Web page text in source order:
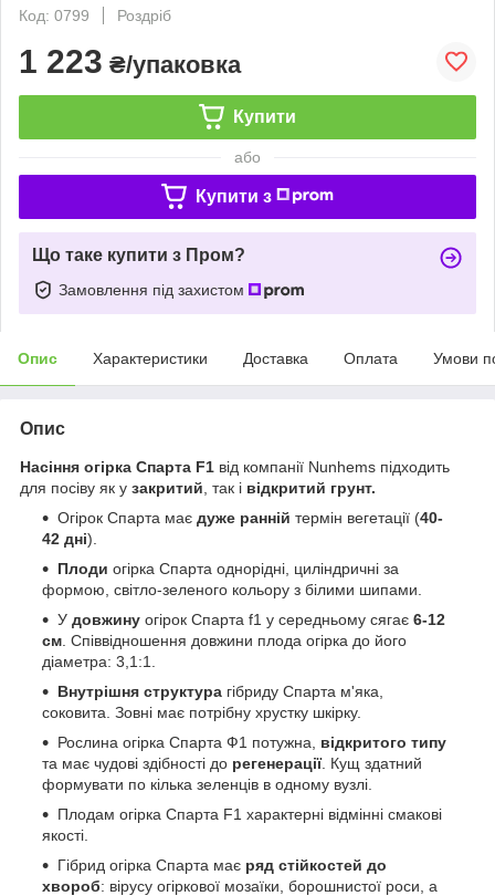
Код: 0799
Роздріб
1 223 ₴/упаковка
Купити
або
Купити з
Що таке купити з Пром?
Замовлення під захистом
Опис Характеристики Доставка Оплата Умови
Опис
Насіння огірка Спарта F1 від компанії Nunhems підходить
для посіву як у закритий , так і відкритий грунт.
Огірок Спарта має дуже ранній термін вегетації (40-
42 дні).
Плоди огірка Спарта однорідні, циліндричні за
формою, світло-зеленого кольору з білими шипами.
У довжину огірок Спарта f1 у середньому сягає 6-12
см . Співвідношення довжини плода огірка до його
діаметра: 3,1:1.
Внутрішня структура гібриду Спарта м'яка,
соковита. Зовні має потрібну хрустку шкірку.
Рослина огірка Спарта Ф1 потужна, відкритого типу
та має чудові здібності до регенерації. Кущ здатний
формувати по кілька зеленців в одному вузлі.
Плодам огірка Спарта F1 характерні відмінні смакові
якості.
Гібрид огірка Спарта має ряд стійкостей до
хвороб: вірусу огіркової мозаїки, борошнистої роси, а